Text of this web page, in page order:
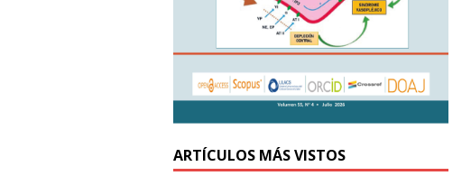
ARTÍCULOS MÁS VISTOS